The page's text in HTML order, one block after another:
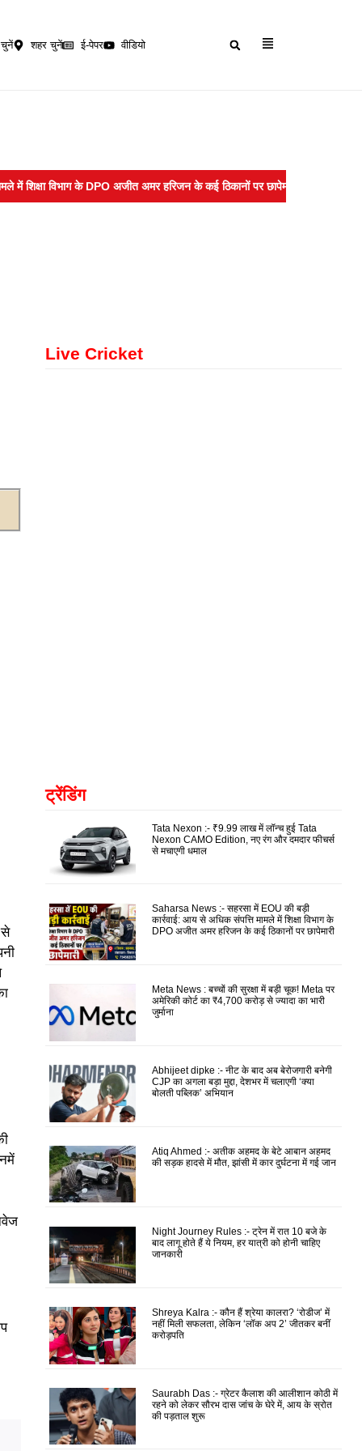
चुनें शहर चुनें ई-पेपर वीडियो
विभाग के DPO अजीत अमर हरिजन के कई ठिकानों पर छापेमारी
से
Live Cricket
ट्रेंडिंग
Tata Nexon :- ₹9.99 लाख में लॉन्च हुई Tata
Nexon CAMO Edition, नए रंग और दमदार फीचर्स
से मचाएगी धमाल
Saharsa News :- सहरसा में EOU की बड़ी
कार्रवाई: आय से अधिक संपत्ति मामले में शिक्षा विभाग के
DPO अजीत अमर हरिजन के कई ठिकानों पर छापेमारी
Meta News : बच्चों की सुरक्षा में बड़ी चूक! Meta पर
अमेरिकी कोर्ट का ₹4,700 करोड़ से ज्यादा का भारी
जुर्माना
Abhijeet dipke :- नीट के बाद अब बेरोजगारी बनेगी
CJP का अगला बड़ा मुद्दा, देशभर में चलाएगी ‘क्या
बोलती पब्लिक’ अभियान
Atiq Ahmed :- अतीक अहमद के बेटे आबान अहमद
की सड़क हादसे में मौत, झांसी में कार दुर्घटना में गई जान
Night Journey Rules :- ट्रेन में रात 10 बजे के
बाद लागू होते हैं ये नियम, हर यात्री को होनी चाहिए
जानकारी
Shreya Kalra :- कौन हैं श्रेया कालरा? ‘रोडीज’ में
नहीं मिली सफलता, लेकिन ‘लॉक अप 2’ जीतकर बनीं
करोड़पति
Saurabh Das :- ग्रेटर कैलाश की आलीशान कोठी में
रहने को लेकर सौरभ दास जांच के घेरे में, आय के स्रोत
की पड़ताल शुरू